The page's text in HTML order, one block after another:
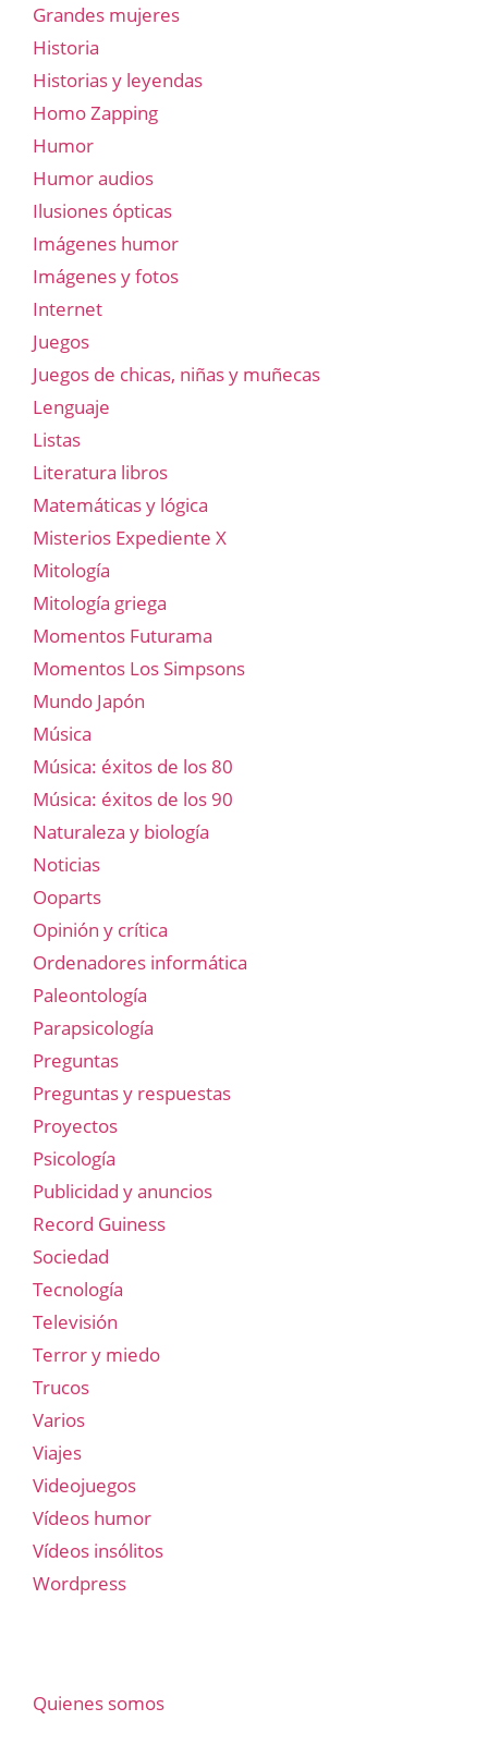
Grandes mujeres
Historia
Historias y leyendas
Homo Zapping
Humor
Humor audios
Ilusiones ópticas
Imágenes humor
Imágenes y fotos
Internet
Juegos
Juegos de chicas, niñas y muñecas
Lenguaje
Listas
Literatura libros
Matemáticas y lógica
Misterios Expediente X
Mitología
Mitología griega
Momentos Futurama
Momentos Los Simpsons
Mundo Japón
Música
Música: éxitos de los 80
Música: éxitos de los 90
Naturaleza y biología
Noticias
Ooparts
Opinión y crítica
Ordenadores informática
Paleontología
Parapsicología
Preguntas
Preguntas y respuestas
Proyectos
Psicología
Publicidad y anuncios
Record Guiness
Sociedad
Tecnología
Televisión
Terror y miedo
Trucos
Varios
Viajes
Videojuegos
Vídeos humor
Vídeos insólitos
Wordpress
Quienes somos